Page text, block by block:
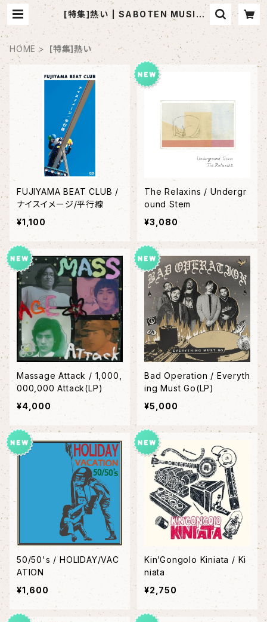
[特集]熱い | SABOTEN MUSIC
(セレクトCDショップ)
HOME [特集]熱い
FUJIYAMA BEAT CLUB /
ナイスイメージ/平行線
¥1,100
The Relaxins / Undergr
ound Stem
¥3,080
Massage Attack / 1,000,
000,000 Attack(LP)
¥4,000
Bad Operation / Everyth
ing Must Go(LP)
¥5,000
50/50's / HOLIDAY/VAC
ATION
¥1,600
Kin’Gongolo Kiniata / Ki
niata
¥2,750